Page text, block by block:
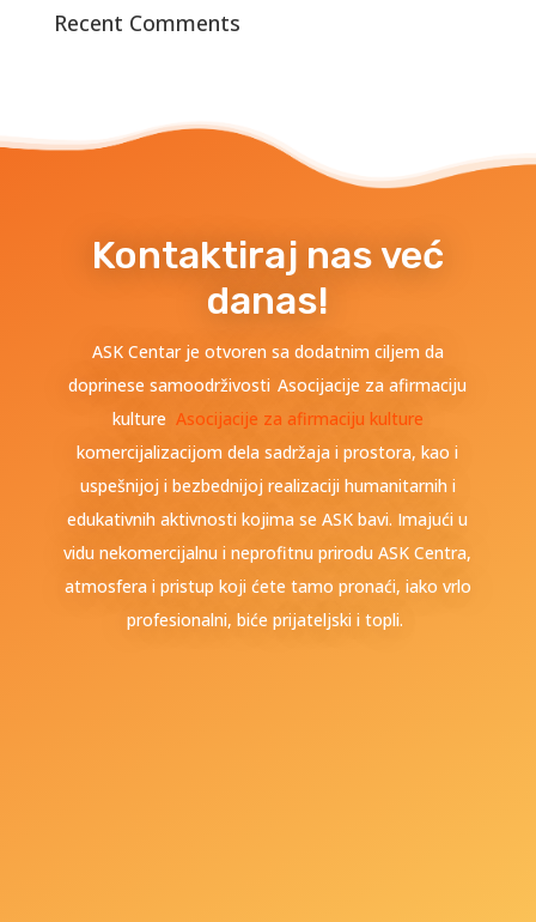
Recent Comments
Kontaktiraj nas već
danas!
ASK Centar je otvoren sa dodatnim ciljem da
doprinese samoodrživosti Asocijacije za afirmaciju
kulture Asocijacije za afirmaciju kulture
komercijalizacijom dela sadržaja i prostora, kao i
uspešnijoj i bezbednijoj realizaciji humanitarnih i
edukativnih aktivnosti kojima se ASK bavi. Imajući u
vidu nekomercijalnu i neprofitnu prirodu ASK Centra,
atmosfera i pristup koji ćete tamo pronaći, iako vrlo
profesionalni, biće prijateljski i topli.